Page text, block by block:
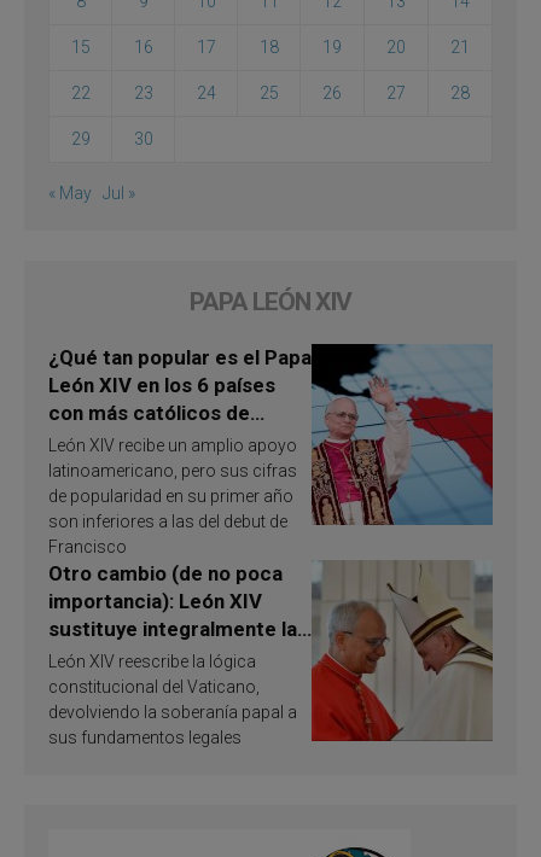
15 16 17 18 19 20 21
22 23 24 25 26 27 28
29 30
« May Jul »
PAPA LEÓN XIV
¿Qué tan popular es el Papa
León XIV en los 6 países
con más católicos de
América Latina en 2026?
Publican resultados de
investigación
León XIV recibe un amplio apoyo
latinoamericano, pero sus cifras
de popularidad en su primer año
son inferiores a las del debut de
Francisco
Otro cambio (de no poca
importancia): León XIV
sustituye integralmente la
ley vaticana de Papa
Francisco
León XIV reescribe la lógica
constitucional del Vaticano,
devolviendo la soberanía papal a
sus fundamentos legales